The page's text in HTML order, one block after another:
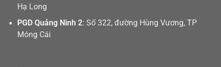
Hạ Long
PGD Quảng Ninh 2: Số 322, đường Hùng Vương, TP
Móng Cái